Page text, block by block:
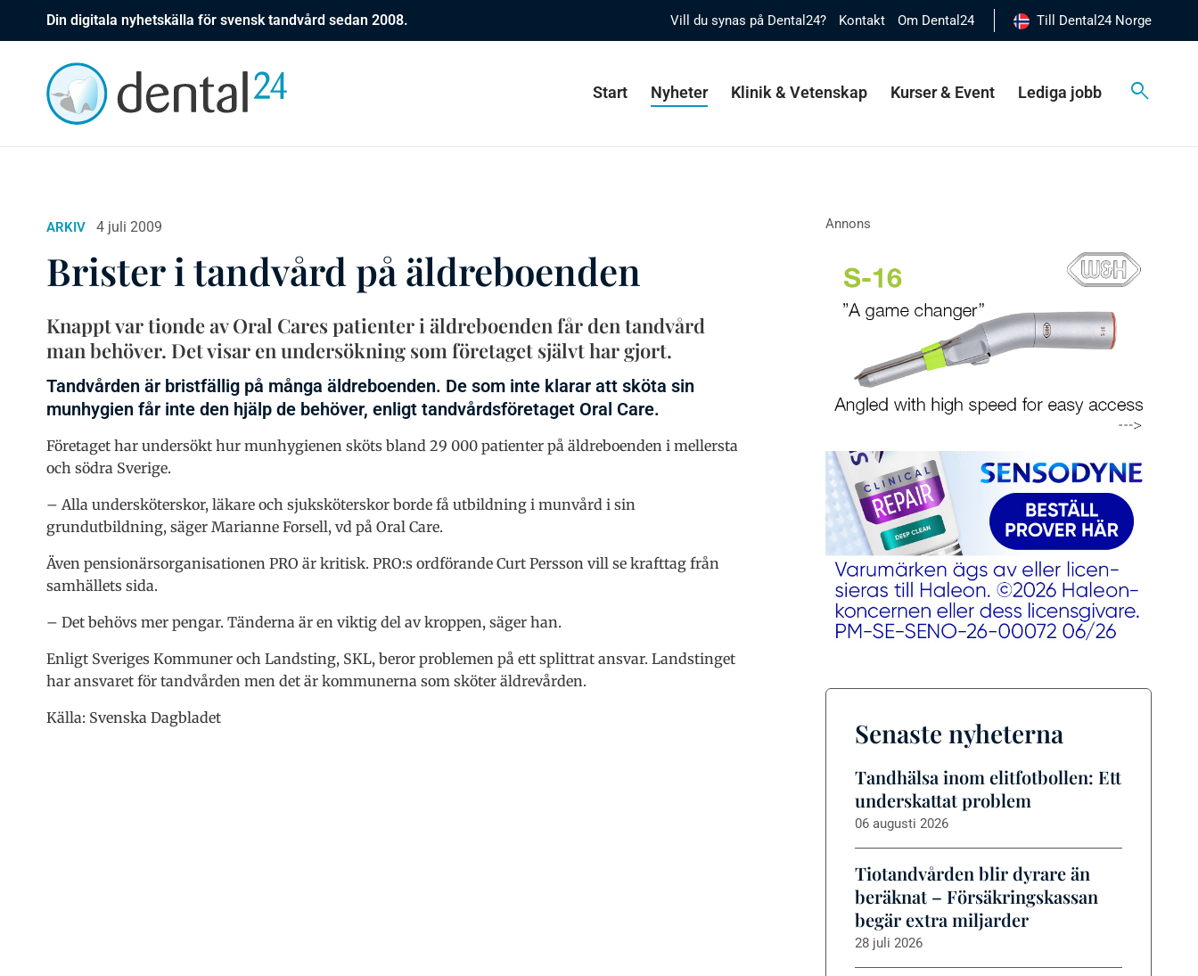
Din digitala nyhetskälla för svensk tandvård sedan 2008. Vill du synas på Dental24? Kontakt Om Dental24 Till Dental24 Norge
Start Nyheter Klinik & Vetenskap Kurser & Event Lediga jobb
ARKIV 4 juli 2009
Brister i tandvård på äldreboenden
Knappt var tionde av Oral Cares patienter i äldreboenden får den tandvård
man behöver. Det visar en undersökning som företaget självt har gjort.
Tandvården är bristfällig på många äldreboenden. De som inte klarar att sköta sin
munhygien får inte den hjälp de behöver, enligt tandvårdsföretaget Oral Care.
Företaget har undersökt hur munhygienen sköts bland 29 000 patienter på äldreboenden i mellersta
och södra Sverige.
– Alla undersköterskor, läkare och sjuksköterskor borde få utbildning i munvård i sin
grundutbildning, säger Marianne Forsell, vd på Oral Care.
Även pensionärsorganisationen PRO är kritisk. PRO:s ordförande Curt Persson vill se krafttag från
samhällets sida.
– Det behövs mer pengar. Tänderna är en viktig del av kroppen, säger han.
Enligt Sveriges Kommuner och Landsting, SKL, beror problemen på ett splittrat ansvar. Landstinget
har ansvaret för tandvården men det är kommunerna som sköter äldrevården.
Källa: Svenska Dagbladet Senaste nyheterna
Tandhälsa inom elitfotbollen: Ett
underskattat problem
06 augusti 2026
Tiotandvården blir dyrare än
beräknat – Försäkringskassan
begär extra miljarder
28 juli 2026